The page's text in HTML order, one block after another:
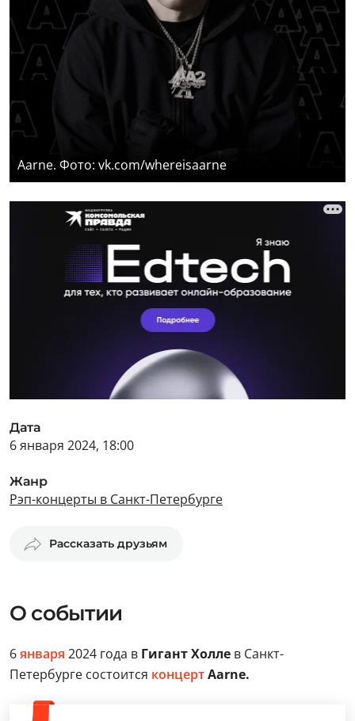
Aarne. Фото: vk.com/whereisaarne
Дата
6 января 2024, 18:00
Жанр
Рэп-концерты в Санкт-Петербурге
Рассказать друзьям
О событии
6января 2024 года в Гигант Холле в Санкт-
Петербурге состоится концертAarne.